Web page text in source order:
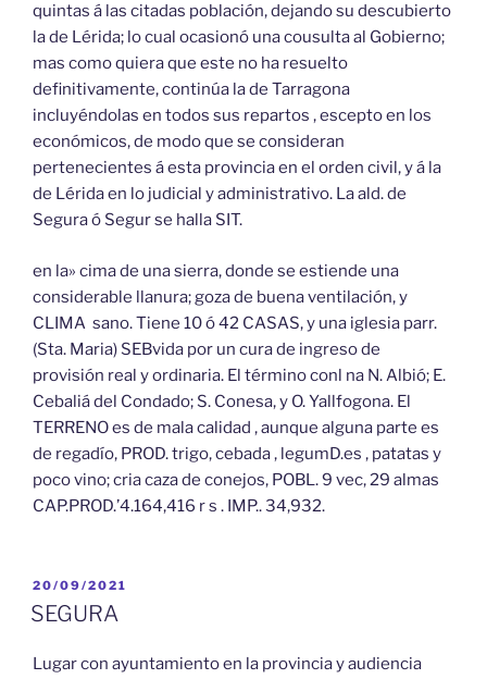
quintas á las citadas población, dejando su descubierto
la de Lérida; lo cual ocasionó una cousulta al Gobierno;
mas como quiera que este no ha resuelto
definitivamente, continúa la de Tarragona
incluyéndolas en todos sus repartos , escepto en los
económicos, de modo que se consideran
pertenecientes á esta provincia en el orden civil, y á la
de Lérida en lo judicial y administrativo. La ald. de
Segura ó Segur se halla SIT.
en la» cima de una sierra, donde se estiende una
considerable llanura; goza de buena ventilación, y
CLIMA sano. Tiene 10 ó 42 CASAS, y una iglesia parr.
(Sta. Maria) SEBvida por un cura de ingreso de
provisión real y ordinaria. El término conl na N. Albió; E.
Cebaliá del Condado; S. Conesa, y O. Yallfogona. El
TERRENO es de mala calidad , aunque alguna parte es
de regadío, PROD. trigo, cebada , legumD.es , patatas y
poco vino; cria caza de conejos, POBL. 9 vec, 29 almas
CAP.PROD.’4.164,416 r s . IMP.. 34,932.
PUBLICADO
EL
20/09/2021
SEGURA
Lugar con ayuntamiento en la provincia y audiencia